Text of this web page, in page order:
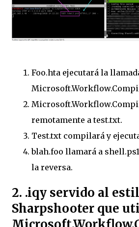
Foo.hta ejecutará la
remotamente a test.txt.
Test.txt compilará y
blah.foo llamará a
la reversa.
2. .iqy servido al
Sharpshooter que